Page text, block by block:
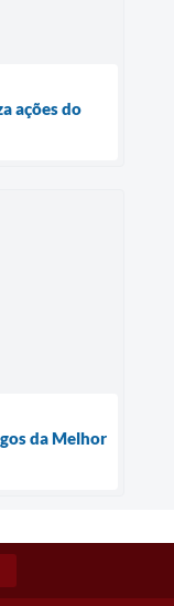
ações do
da Melhor